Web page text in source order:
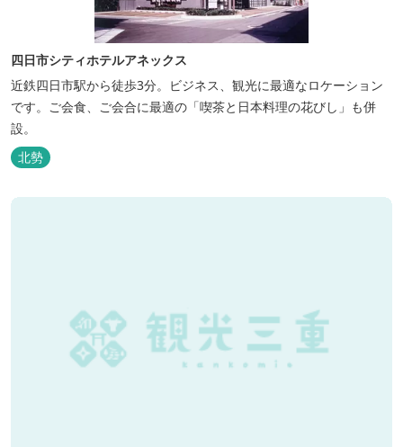
四日市シティホテルアネックス
近鉄四日市駅から徒歩3分。ビジネス、観光に最適なロケーション
です。ご会食、ご会合に最適の「喫茶と日本料理の花びし」も併
設。
北勢